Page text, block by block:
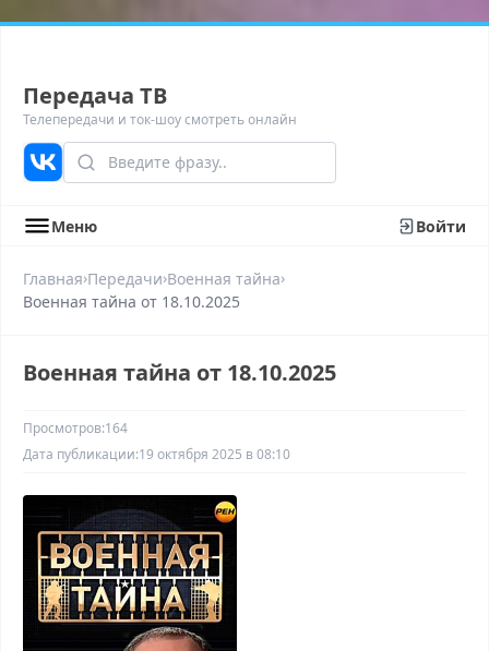
Передача ТВ
Телепередачи и ток-шоу смотреть онлайн
Меню Войти
Главная›Передачи›Военная тайна›
Военная тайна от 18.10.2025
Военная тайна от 18.10.2025
Просмотров:164
Дата публикации:19 октября 2025 в 08:10